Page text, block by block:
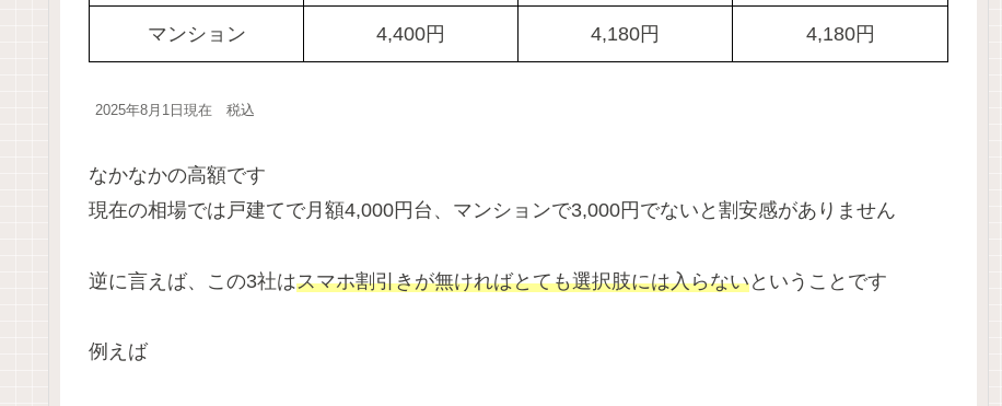
マンション 4,400円 4,180円 4,180円
2025年8月1日現在 税込
なかなかの高額です
現在の相場では戸建てで月額4,000円台、マンションで3,000円でないと割安感がありません
逆に言えば、この3社はスマホ割引きが無ければとても選択肢には入らないということです
例えば